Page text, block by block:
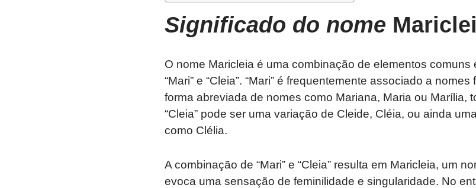
Significado do nome
O nome Maricleia é uma combinação de elementos comuns
“Mari” e “Cleia”. “Mari” é frequentemente associado a
forma abreviada de nomes como Mariana, Maria ou Marília,
“Cleia” pode ser uma variação de Cleide, Cléia, ou ainda
como Clélia.
A combinação de “Mari” e “Cleia” resulta em Maricleia, um
evoca uma sensação de feminilidade e singularidade. No